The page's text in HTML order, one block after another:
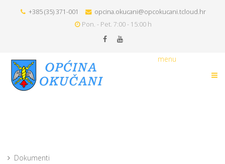
+385 (35) 371-001
opcina.okucani@opcokucani.tcloud.hr
Pon. - Pet. 7:00 - 15:00 h
menu
Dokumenti